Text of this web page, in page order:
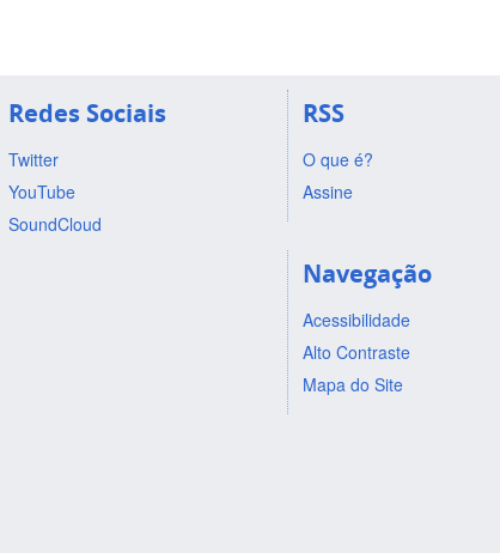
Redes Sociais
Twitter
YouTube
SoundCloud
RSS
O que é?
Assine
Navegação
Acessibilidade
Alto Contraste
Mapa do Site